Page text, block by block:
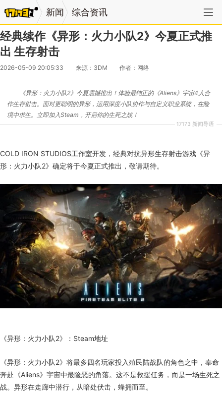
新闻 综合资讯
经典续作《异形：火力小队2》今夏正式推
出 生存射击
2026-05-09 20:05:33 来源：3DM 作者：网络
17173 新闻导语
《异形：火力小队2》今夏震撼推出！体验最纯正的《Aliens》宇宙4人合
作生存射击。面对更聪明的异形，运用深度小队协作与自定义职业系统，在险
境中求生。立即加入Steam，开启你的生死之战！
COLD IRON STUDIOS工作室开发，经典对抗异形生存射击游戏《异
形：火力小队2》确定将于今夏正式推出，敬请期待。
《异形：火力小队2》：Steam地址
《异形：火力小队2》将最多四名玩家投入殖民陆战队的角色之中，奉命
奔赴《Aliens》宇宙中最险恶的角落。这不是救援任务，而是一场生死之
战。异形在走廊中潜行，从暗处伏击，蜂拥而至。